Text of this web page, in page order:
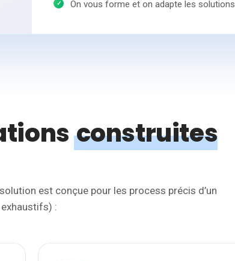
On vous forme et on adapte les
construites
est conçue pour les process précis d’un
: